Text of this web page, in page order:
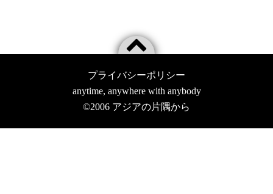
プライバシーポリシー
anytime, anywhere with anybody
©2006 アジアの片隅から